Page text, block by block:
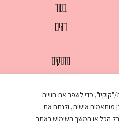
כדי לשפר את חוויית
מותאמים אישית, ולנתח את
הכל או המשך השימוש באתר
בשר
דגים
מתוקים
עוגות
עוף